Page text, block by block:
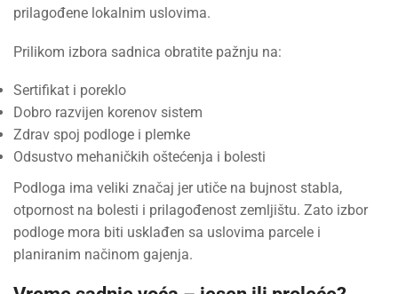
prilagođene lokalnim uslovima.
Prilikom izbora sadnica obratite pažnju na:
Sertifikat i poreklo
Dobro razvijen korenov sistem
Zdrav spoj podloge i plemke
Odsustvo mehaničkih oštećenja i bolesti
Podloga ima veliki značaj jer utiče na bujnost stabla,
otpornost na bolesti i prilagođenost zemljištu. Zato izbor
podloge mora biti usklađen sa uslovima parcele i
planiranim načinom gajenja.